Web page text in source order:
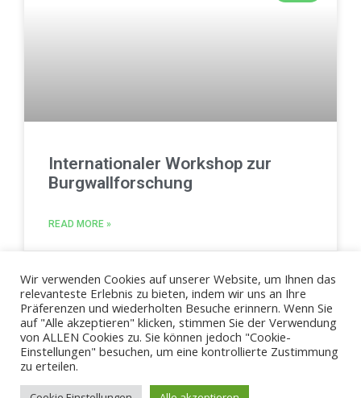
Internationaler Workshop zur
Burgwallforschung
READ MORE »
1 2 3 4 5 6 7 8 9 10 11 12
© 2026 - ZBSA
Wir verwenden Cookies auf unserer Website, um Ihnen das
relevanteste Erlebnis zu bieten, indem wir uns an Ihre
Präferenzen und wiederholten Besuche erinnern. Wenn Sie
auf "Alle akzeptieren" klicken, stimmen Sie der Verwendung
von ALLEN Cookies zu. Sie können jedoch "Cookie-
Einstellungen" besuchen, um eine kontrollierte Zustimmung
zu erteilen.